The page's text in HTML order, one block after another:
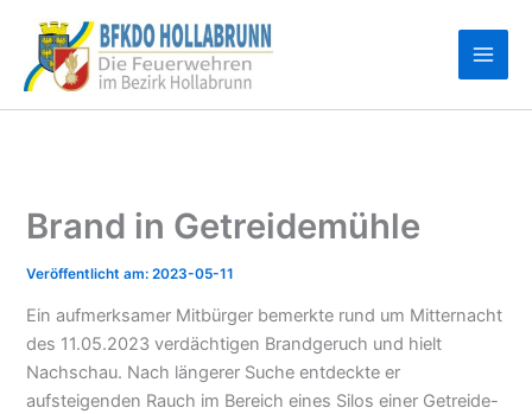
Inhalt
springen
Brand in Getreidemühle
2023-05-11
Ein aufmerksamer Mitbürger bemerkte rund um Mitternacht
des 11.05.2023 verdächtigen Brandgeruch und hielt
Nachschau. Nach längerer Suche entdeckte er
aufsteigenden Rauch im Bereich eines Silos einer Getreide-